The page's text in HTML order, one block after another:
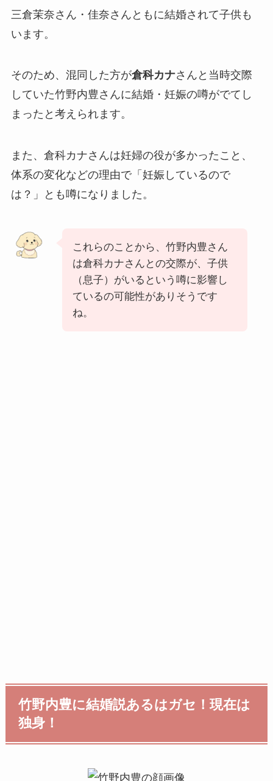
三倉茉奈さん・佳奈さんともに結婚されて子供も
います。
そのため、混同した方が倉科カナさんと当時交際
していた竹野内豊さんに結婚・妊娠の噂がでてし
まったと考えられます。
また、倉科カナさんは妊婦の役が多かったこと、
体系の変化などの理由で「妊娠しているので
は？」とも噂になりました。
これらのことから、竹野内豊さん
は倉科カナさんとの交際が、子供
（息子）がいるという噂に影響し
ているの可能性がありそうです
ね。
竹野内豊に結婚説あるはガセ！現在は
独身！